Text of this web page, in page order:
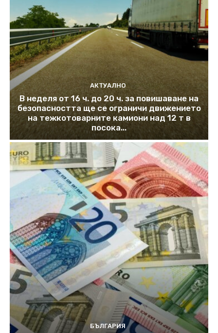
АКТУАЛНО
В неделя от 16 ч. до 20 ч. за повишаване на
безопасността ще се ограничи движението
на тежкотоварните камиони над 12 т в
посока...
БЪЛГАРИЯ